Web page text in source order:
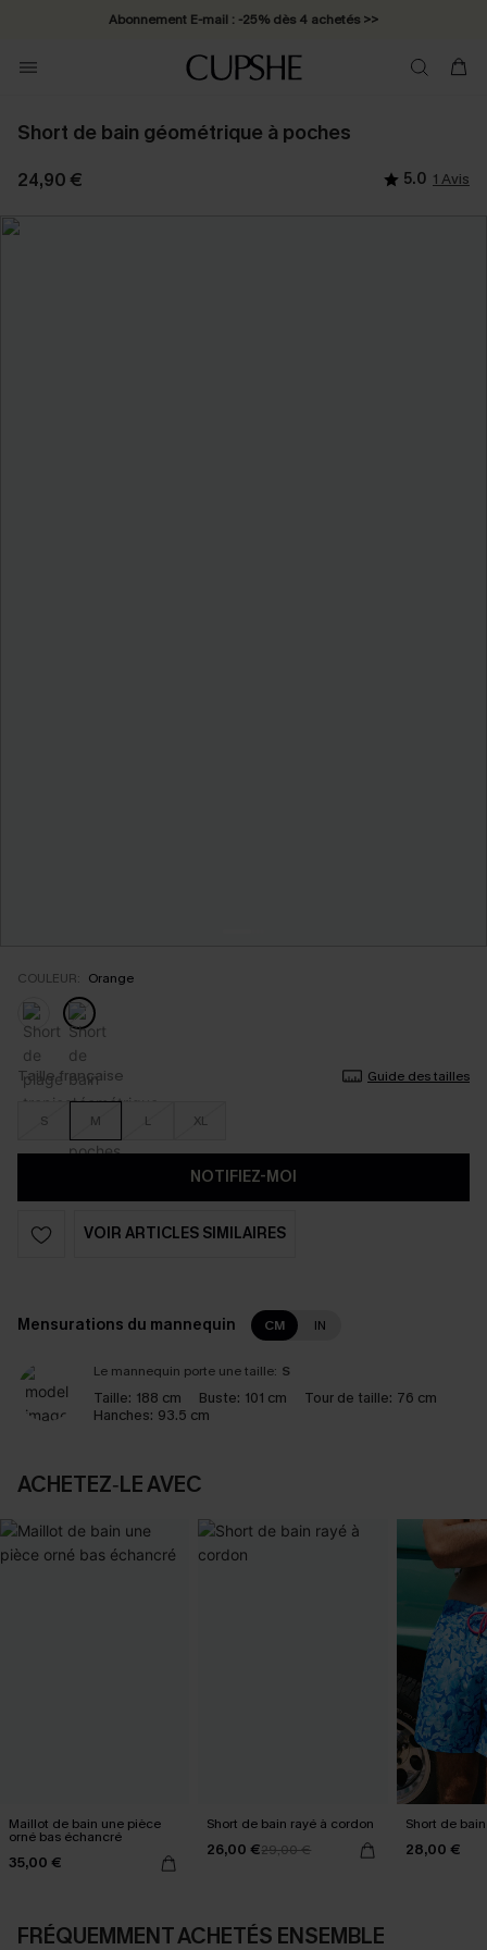
Abonnement E-mail : -25% dès 4 achetés >>
Short de bain géométrique à poches
24,90 € 5.0 1 Avis
COULEUR: Orange
Taille française Guide des tailles
S M L XL
NOTIFIEZ-MOI
VOIR ARTICLES SIMILAIRES
Mensurations du mannequin CM IN
Le mannequin porte une taille: S
Taille: 188 cm Buste: 101 cm Tour de taille: 76 cm
Hanches: 93.5 cm
ACHETEZ‑LE AVEC
Maillot de bain une pièce
orné bas échancré
35,00 €
Short de bain rayé à cordon
26,00 €29,00 €
Short de
28,00 €
FRÉQUEMMENT ACHETÉS ENSEMBLE